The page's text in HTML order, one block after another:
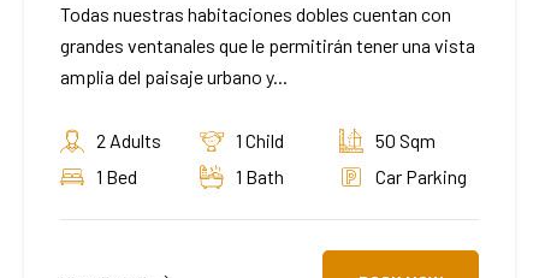
Todas nuestras habitaciones dobles cuentan con
grandes ventanales que le permitirán tener una vista
amplia del paisaje urbano y...
2 Adults 1 Child
50 Sqm
1 Bed
1 Bath Car Parking